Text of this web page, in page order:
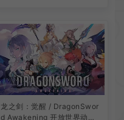
龙之剑：觉醒 / DragonSwor
d Awakening 开放世界动作R